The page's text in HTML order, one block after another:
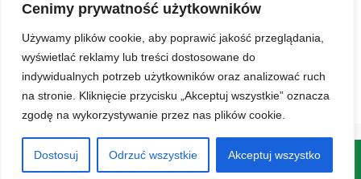
Cenimy prywatność użytkowników
Używamy plików cookie, aby poprawić jakość przeglądania,
wyświetlać reklamy lub treści dostosowane do
indywidualnych potrzeb użytkowników oraz analizować ruch
na stronie. Kliknięcie przycisku „Akceptuj wszystkie” oznacza
zgodę na wykorzystywanie przez nas plików cookie.
Dostosuj Odrzuć wszystkie Akceptuj wszystko
© 2026 LKS Znicz Jankowice • Zbudowany z GeneratePress